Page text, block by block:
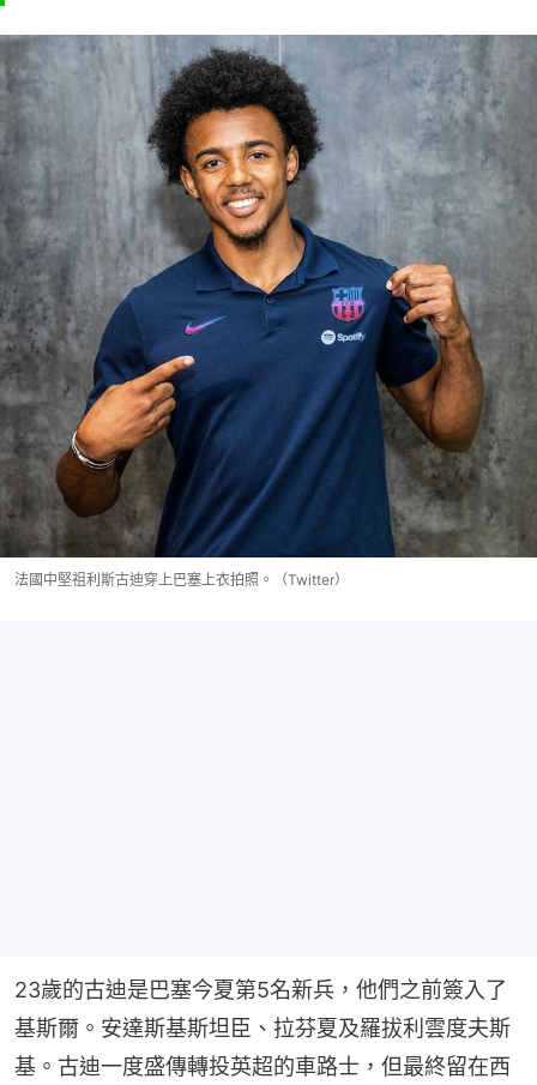
法國中堅祖利斯古迪穿上巴塞上衣拍照。（Twitter）
23歲的古迪是巴塞今夏第5名新兵，他們之前簽入了
基斯爾。安達斯基斯坦臣、拉芬夏及羅拔利雲度夫斯
基。古迪一度盛傳轉投英超的車路士，但最終留在西